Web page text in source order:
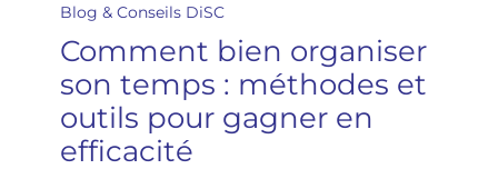
organiser
son
temps
:
méthodes
et
outils
Blog & Conseils DiSC
Comment bien organiser
son temps : méthodes et
outils pour gagner en
efficacité